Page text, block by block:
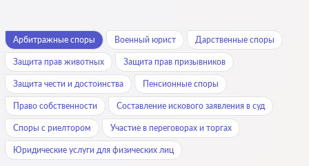
Арбитражные споры Военный юрист Дарственные споры
Защита прав животных Защита прав призывников
Защита чести и достоинства Пенсионные споры
Право собственности Составление искового заявления в суд
Споры с риелтором Участие в переговорах и торгах
Юридические услуги для физических лиц